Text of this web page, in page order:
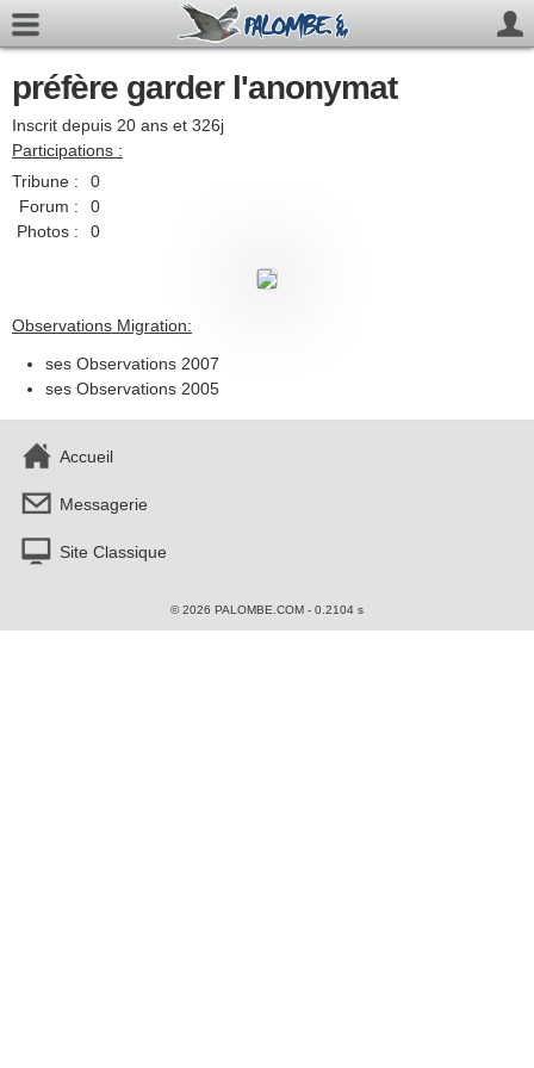
préfère garder l'anonymat
Inscrit depuis 20 ans et 326j
Participations :
Tribune :
0
Forum :
0
Photos :
0
Observations Migration:
ses Observations 2007
ses Observations 2005
Accueil
Messagerie
Site Classique
© 2026 PALOMBE.COM - 0.2104 s